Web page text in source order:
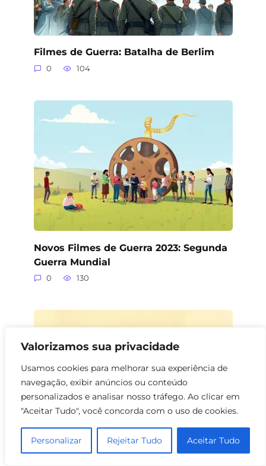
Valorizamos sua privacidade
Usamos cookies para melhorar sua experiência de
navegação, exibir anúncios ou conteúdo
personalizados e analisar nosso tráfego. Ao clicar em
"Aceitar Tudo", você concorda com o uso de cookies.
Personalizar Rejeitar Tudo Aceitar Tudo
Filmes de Guerra: Batalha de Berlim
0 104
Novos Filmes de Guerra 2023: Segunda
Guerra Mundial
0 130
Filmes de Guerra sobre Campos de